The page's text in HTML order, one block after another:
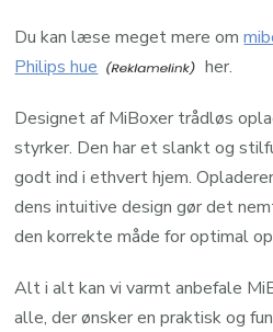
Du kan læse meget mere om
Philips hue
her.
Designet af MiBoxer trådløs
styrker. Den har et slankt og
godt ind i ethvert hjem.
dens intuitive design gør det
den korrekte måde for optimal
Alt i alt kan vi varmt anbefale
alle, der ønsker en praktisk og